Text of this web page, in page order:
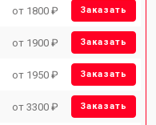
от 1800 ₽ Заказать
от 1900 ₽ Заказать
от 1950 ₽ Заказать
от 3300 ₽ Заказать